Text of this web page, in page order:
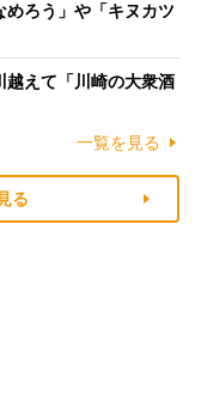
めろう」や「キヌカツ
越えて「川崎の大衆酒
一覧を見る
る